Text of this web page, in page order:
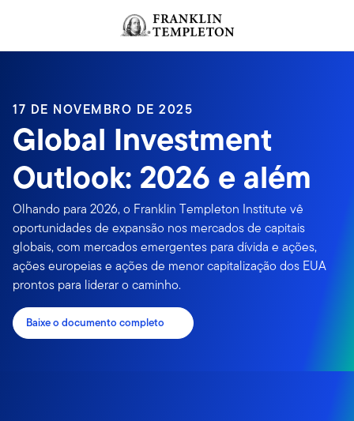
17 DE NOVEMBRO DE 2025
Global Investment
Outlook: 2026 e além
Olhando para 2026, o Franklin Templeton Institute vê
oportunidades de expansão nos mercados de capitais
globais, com mercados emergentes para dívida e ações,
ações europeias e ações de menor capitalização dos EUA
prontos para liderar o caminho.
Baixe o documento completo